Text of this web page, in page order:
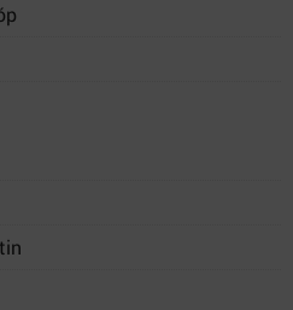
mẽ,
C/SEDHD)